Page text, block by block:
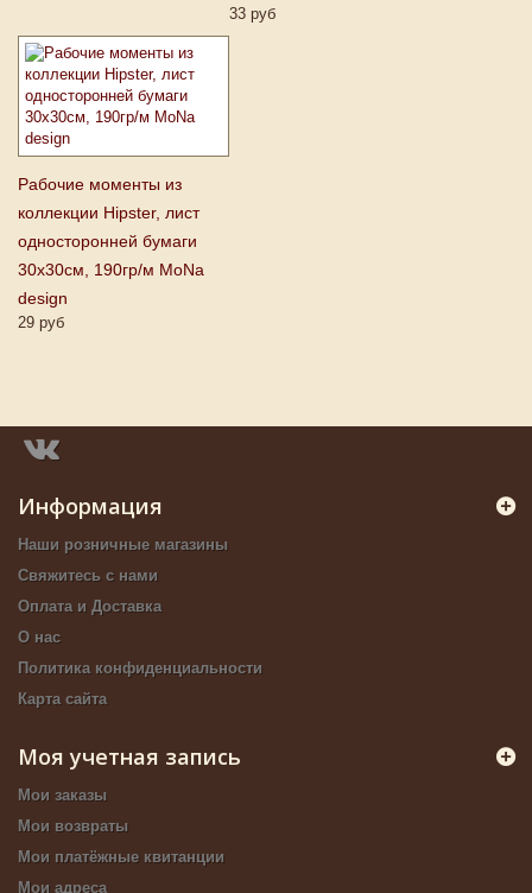
33 руб
Рабочие моменты из
коллекции Hipster, лист
односторонней бумаги
30х30см, 190гр/м MoNa
design
29 руб
Информация
Наши розничные магазины
Свяжитесь с нами
Оплата и Доставка
О нас
Политика конфиденциальности
Карта сайта
Моя учетная запись
Мои заказы
Мои возвраты
Мои платёжные квитанции
Мои адреса